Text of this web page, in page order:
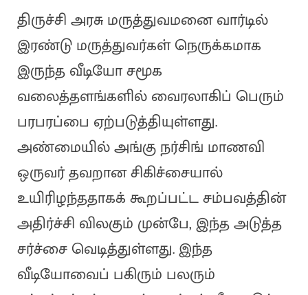
திருச்சி அரசு மருத்துவமனை வார்டில்
இரண்டு மருத்துவர்கள் நெருக்கமாக
இருந்த வீடியோ சமூக
வலைத்தளங்களில் வைரலாகிப் பெரும்
பரபரப்பை ஏற்படுத்தியுள்ளது.
அண்மையில் அங்கு நர்சிங் மாணவி
ஒருவர் தவறான சிகிச்சையால்
உயிரிழந்ததாகக் கூறப்பட்ட சம்பவத்தின்
அதிர்ச்சி விலகும் முன்பே, இந்த அடுத்த
சர்ச்சை வெடித்துள்ளது. இந்த
வீடியோவைப் பகிரும் பலரும்